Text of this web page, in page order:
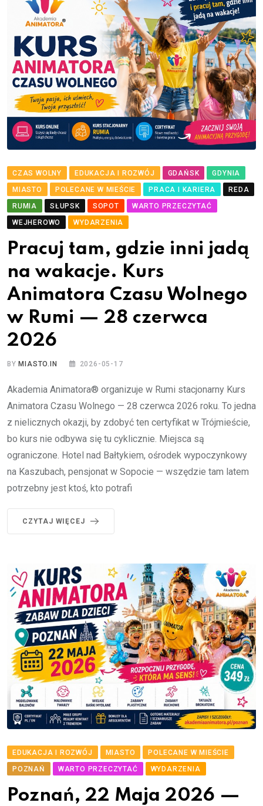
CZAS WOLNY EDUKACJA I ROZWÓJ GDAŃSK
GDYNIA
MIASTO
POLECANE W MIEŚCIE PRACA I KARIERA
REDA
RUMIA
SŁUPSK SOPOT
WARTO PRZECZYTAĆ
WEJHEROWO
WYDARZENIA
Pracuj tam, gdzie inni jadą
na wakacje. Kurs
Animatora Czasu Wolnego
w Rumi — 28 czerwca
2026
BYMIASTO.IN 2026-05-17
Akademia Animatora® organizuje w Rumi stacjonarny Kurs
Animatora Czasu Wolnego — 28 czerwca 2026 roku. To jedna
z nielicznych okazji, by zdobyć ten certyfikat w Trójmieście,
bo kurs nie odbywa się tu cyklicznie. Miejsca są
ograniczone. Hotel nad Bałtykiem, ośrodek wypoczynkowy
na Kaszubach, pensjonat w Sopocie — wszędzie tam latem
potrzebny jest ktoś, kto potrafi
CZYTAJ WIĘCEJ
EDUKACJA I ROZWÓJ MIASTO
POLECANE W MIEŚCIE
POZNAŃ
WARTO PRZECZYTAĆ WYDARZENIA
Poznań, 22 Maja 2026 —